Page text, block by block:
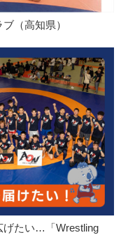
（高知県）
げたい…「Wrestling